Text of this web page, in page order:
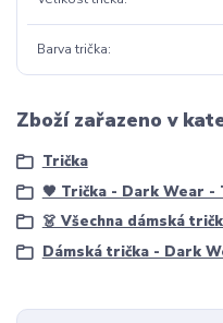
Barva trička
Zboží zařazeno v
Trička
🖤 Trička - Dark Wear -
👗 Všechna dámská
Dámská trička - Dark